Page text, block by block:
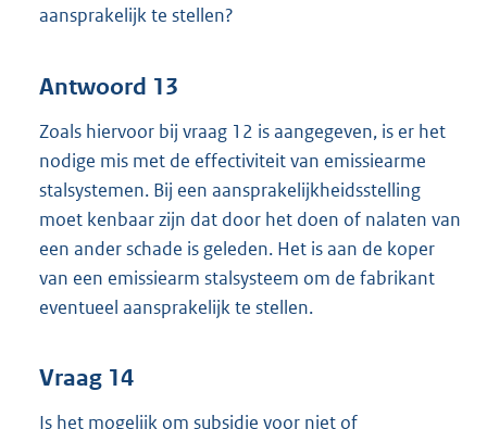
aansprakelijk te stellen?
Antwoord 13
Zoals hiervoor bij vraag 12 is aangegeven, is er het
nodige mis met de effectiviteit van emissiearme
stalsystemen. Bij een aansprakelijkheidsstelling
moet kenbaar zijn dat door het doen of nalaten van
een ander schade is geleden. Het is aan de koper
van een emissiearm stalsysteem om de fabrikant
eventueel aansprakelijk te stellen.
Vraag 14
Is het mogelijk om subsidie voor niet of